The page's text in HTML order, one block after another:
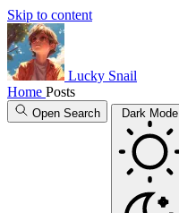
Skip to content
Lucky Snail
Home Posts
Open Search Dark Mode